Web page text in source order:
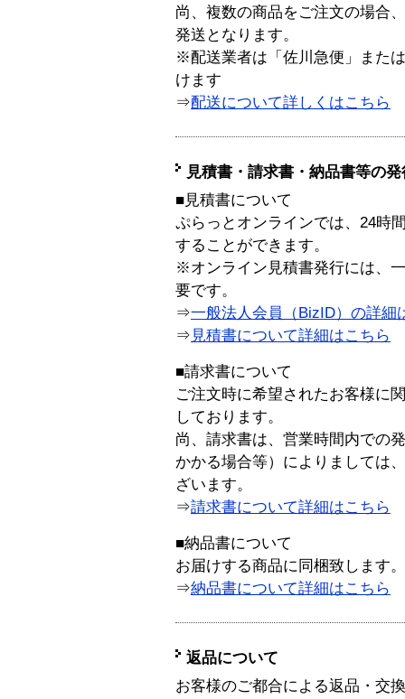
尚、複数の商品をご注文の場合
発送となります。
※配送業者は「佐川急便」また
けます
⇒配送について詳しくはこちら
見積書・請求書・納品書等の
■見積書について
ぷらっとオンラインでは、24時
することができます。
※オンライン見積書発行には、
要です。
⇒一般法人会員（BizID）の詳細
⇒ 見積書について詳細はこちら
■請求書について
ご注文時に希望されたお客様に
しております。
尚、請求書は、営業時間内での
かかる場合等）によりましては
ざいます。
⇒請求書について詳細はこちら
■納品書について
お届けする商品に同梱致します。
⇒納品書について詳細はこちら
返品について
お客様のご都合による返品・交